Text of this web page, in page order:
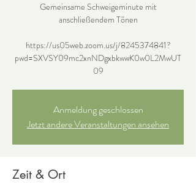
Gemeinsame Schweigeminute mit
anschließendem Tönen
https://us05web.zoom.us/j/8245374841?
pwd=SXVSY09mc2xnNDgxbkwwK0w0L2MwUT
09
Anmeldung geschlossen
Jetzt andere Veranstaltungen ansehen
Zeit & Ort